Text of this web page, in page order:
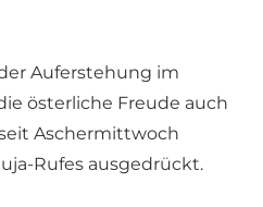
Auferstehung im
österliche Freude auch
Aschermittwoch
Rufes ausgedrückt.